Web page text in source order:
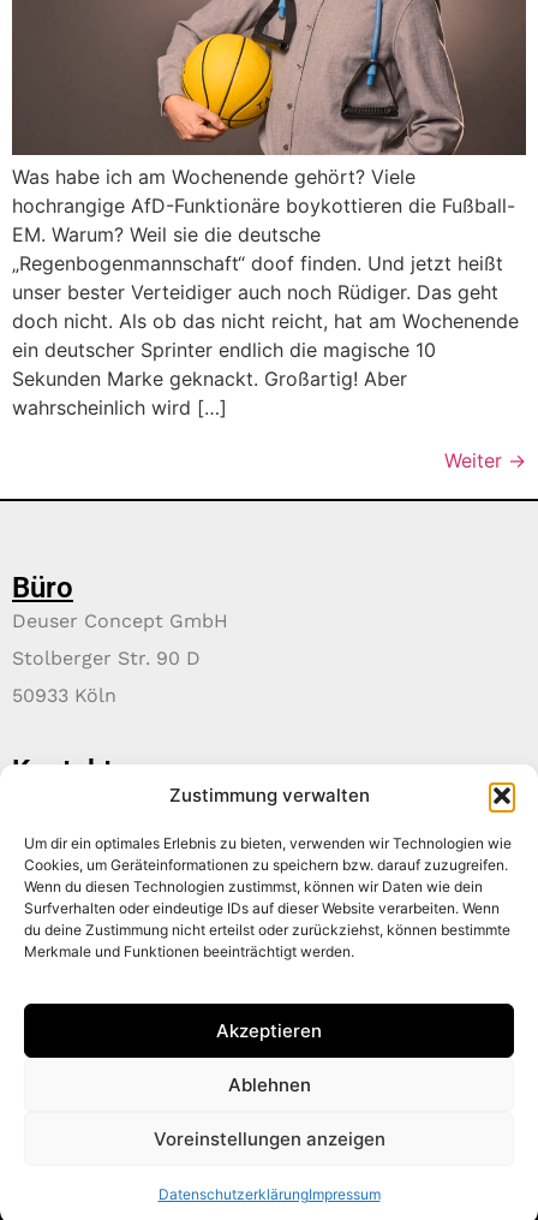
Zustimmung verwalten
Um dir ein optimales Erlebnis zu bieten, verwenden wir Technologien wie
Cookies, um Geräteinformationen zu speichern bzw. darauf zuzugreifen.
Wenn du diesen Technologien zustimmst, können wir Daten wie dein
Surfverhalten oder eindeutige IDs auf dieser Website verarbeiten. Wenn
du deine Zustimmung nicht erteilst oder zurückziehst, können bestimmte
Merkmale und Funktionen beeinträchtigt werden.
Akzeptieren
Ablehnen
Voreinstellungen anzeigen
DatenschutzerklärungImpressum
Was habe ich am Wochenende gehört? Viele
hochrangige AfD-Funktionäre boykottieren die Fußball-
EM. Warum? Weil sie die deutsche
„Regenbogenmannschaft“ doof finden. Und jetzt heißt
unser bester Verteidiger auch noch Rüdiger. Das geht
doch nicht. Als ob das nicht reicht, hat am Wochenende
ein deutscher Sprinter endlich die magische 10
Sekunden Marke geknackt. Großartig! Aber
wahrscheinlich wird […]
Weiter →
Büro
Deuser Concept GmbH
Stolberger Str. 90 D
50933 Köln
Kontakt
+49 221 999 681 73
www.deuser-concept.de
Über uns
Aus dem Herzen von Köln bringen wir unsere
Bühnen- und TV-Jahren in die neuesten Projekte
Datenschutzerklärung AGB